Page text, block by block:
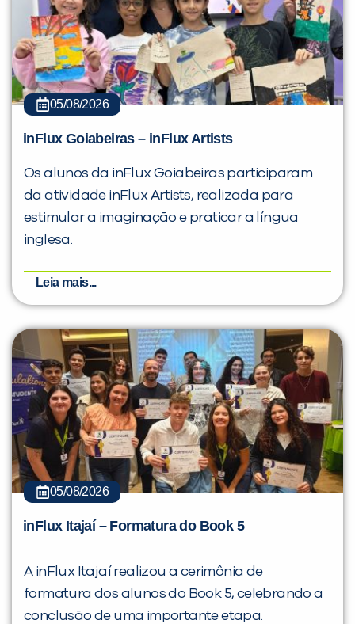
05/08/2026
inFlux Goiabeiras – inFlux Artists
Os alunos da inFlux Goiabeiras participaram
da atividade inFlux Artists, realizada para
estimular a imaginação e praticar a língua
inglesa.
Leia mais...
05/08/2026
inFlux Itajaí – Formatura do Book 5
A inFlux Itajaí realizou a cerimônia de
formatura dos alunos do Book 5, celebrando a
conclusão de uma importante etapa.